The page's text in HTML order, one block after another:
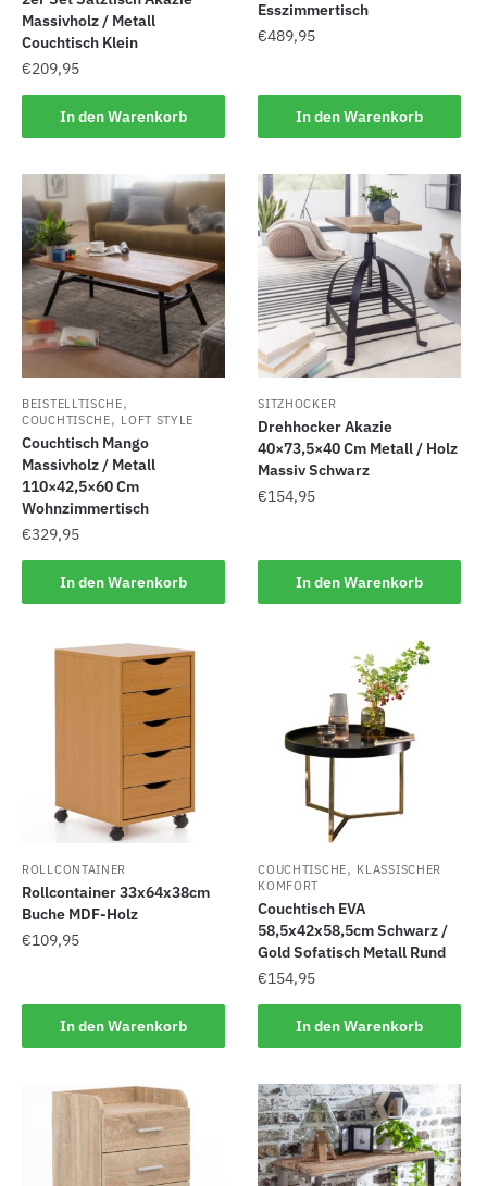
Massivholz / Metall
Couchtisch Klein
€209,95
In den Warenkorb
Esszimmertisch
€489,95
In den Warenkorb
BEISTELLTISCHE,
COUCHTISCHE, LOFT STYLE
Couchtisch Mango
Massivholz / Metall
110×42,5×60 Cm
Wohnzimmertisch
€329,95
In den Warenkorb
SITZHOCKER
Drehhocker Akazie
40×73,5×40 Cm Metall / Holz
Massiv Schwarz
€154,95
In den Warenkorb
ROLLCONTAINER
Rollcontainer 33x64x38cm
Buche MDF-Holz
€109,95
In den Warenkorb
COUCHTISCHE, KLASSISCHER
KOMFORT
Couchtisch EVA
58,5x42x58,5cm Schwarz /
Gold Sofatisch Metall Rund
€154,95
In den Warenkorb